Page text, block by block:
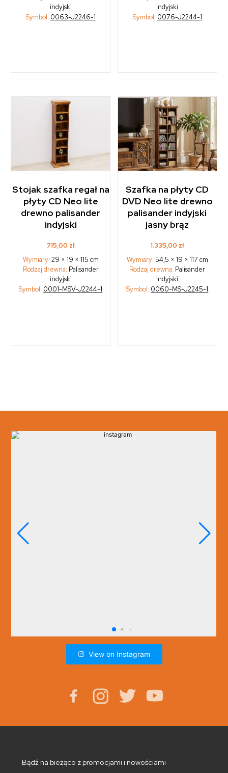
indyjski
Symbol: 0063-J2246-1
indyjski
Symbol: 0076-J2244-1
Stojak szafka regał na
płyty CD Neo lite
drewno palisander
indyjski
715,00 zł
Wymiary: 29 × 19 × 115 cm
Rodzaj drewna: Palisander
indyjski
Symbol: 0001-MSV-J2244-1
Szafka na płyty CD
DVD Neo lite drewno
palisander indyjski
jasny brąz
1.335,00 zł
Wymiary: 54,5 × 19 × 117 cm
Rodzaj drewna: Palisander
indyjski
Symbol: 0060-MS-J2245-1
View on Instagram
Bądź na bieżąco z promocjami i nowościami